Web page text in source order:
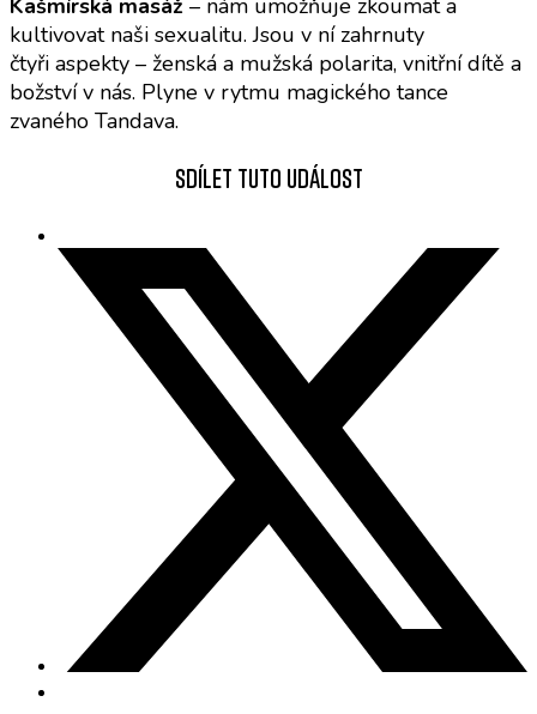
kultivovat naši sexualitu. Jsou v ní zahrnuty
čtyři aspekty – ženská a mužská polarita, vnitřní dítě a
božství v nás. Plyne v rytmu magického tance
zvaného Tandava.
Sdílet tuto událost